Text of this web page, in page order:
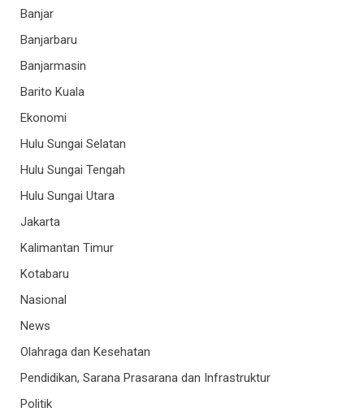
Banjar
Banjarbaru
Banjarmasin
Barito Kuala
Ekonomi
Hulu Sungai Selatan
Hulu Sungai Tengah
Hulu Sungai Utara
Jakarta
Kalimantan Timur
Kotabaru
Nasional
News
Olahraga dan Kesehatan
Pendidikan, Sarana Prasarana dan Infrastruktur
Politik